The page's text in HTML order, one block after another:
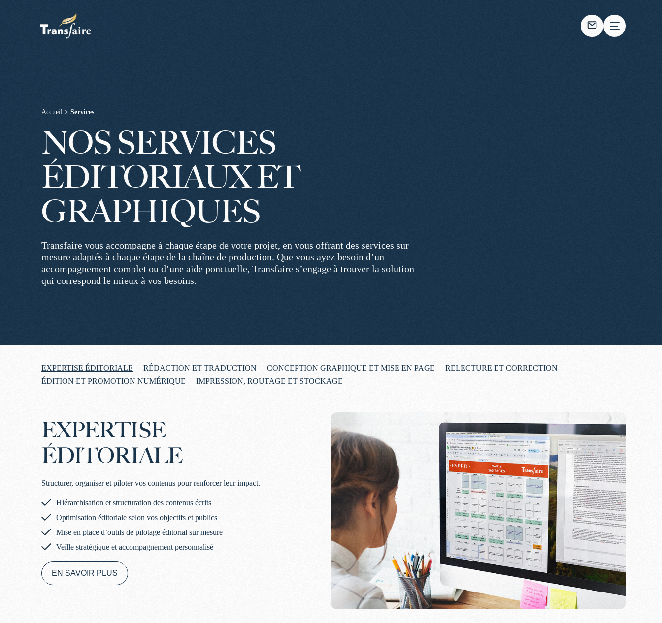
Accueil > Services
NOS SERVICES
ÉDITORIAUXET
GRAPHIQUES
Transfaire vous accompagne à chaque étape de votre projet, en vous offrant des services sur
mesure adaptés à chaque étape de la chaîne de production. Que vous ayez besoin d’un
accompagnement complet ou d’une aide ponctuelle, Transfaire s’engage à trouver la solution
qui correspond le mieux à vos besoins.
EXPERTISE ÉDITORIALE RÉDACTION ET TRADUCTION CONCEPTION GRAPHIQUE ET MISE EN PAGE
RELECTURE ET CORRECTION
ÉDITION ET PROMOTION NUMÉRIQUE
IMPRESSION, ROUTAGE ET STOCKAGE
EXPERTISE
ÉDITORIALE
Structurer, organiser et piloter vos contenus pour renforcer leur impact.
Hiérarchisation et structuration des contenus écrits
Optimisation éditoriale selon vos objectifs et publics
Mise en place d’outils de pilotage éditorial sur mesure
Veille stratégique et accompagnement personnalisé
EN SAVOIR PLUS